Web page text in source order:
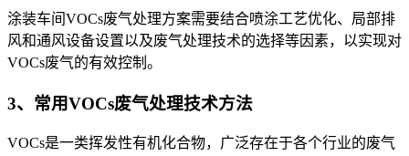
涂装车间VOCs废气处理方案需要结合喷涂工艺优化、局部排
风和通风设备设置以及废气处理技术的选择等因素，以实现对
VOCs废气的有效控制。
3、常用VOCs废气处理技术方法
VOCs是一类挥发性有机化合物，广泛存在于各个行业的废气